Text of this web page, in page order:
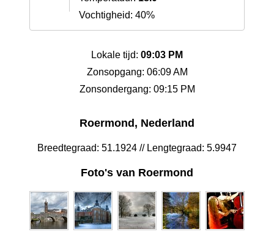
Vochtigheid: 40%
Lokale tijd: 09:03 PM
Zonsopgang: 06:09 AM
Zonsondergang: 09:15 PM
Roermond, Nederland
Breedtegraad: 51.1924 // Lengtegraad: 5.9947
Foto's van Roermond